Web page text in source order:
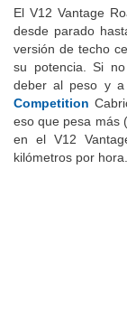
El V12 Vantage
desde parado
versión de techo
su potencia. Si
deber al peso y a
Competition
eso que pesa más
en el V12
kilómetros por hora.